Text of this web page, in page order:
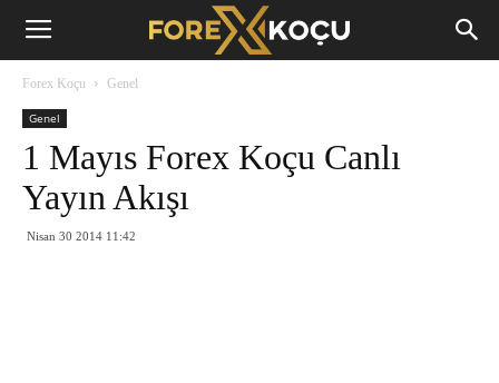
Forex
Forex Koçu Genel
Genel
1 Mayıs Forex Koçu Canlı
Yayın Akışı
Nisan 30 2014 11:42